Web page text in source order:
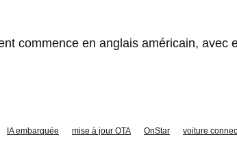
commence en anglais américain, avec
IA embarquée mise à jour OTA OnStar voiture